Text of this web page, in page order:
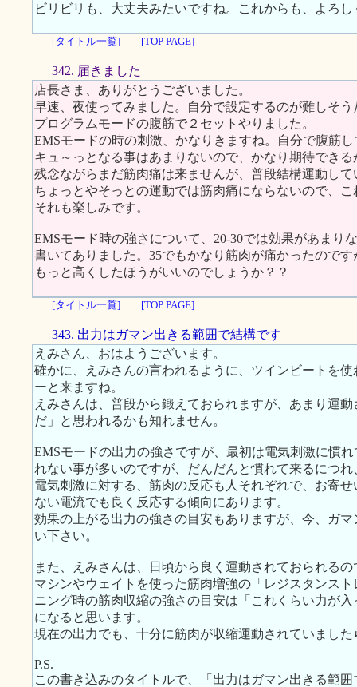
ビリビリも、大丈夫みたいですね。これからも、よろ
[タイトル一覧] [TOP PAGE]
342. 届きました
店長さま、ありがとうございました。
早速、夜使ってみました。自分で設定するのが難しそう
プログラムモードの腹筋で２セットやりました。
EMSモードの時の刺激、かなりきますね。自分で腹筋
キュ～っとなる事はあまりないので、かなり期待できる
残念ながらまだ筋肉痛は来ませんが、普段結構運動して
ちょっとやそっとの運動では筋肉痛にならないので、
それも楽しみです。
EMSモード時の強さについて、20-30では効果があまり
書いてありました。35でもかなり筋肉が痛かったので
もっと高くしたほうがいいのでしょうか？？
[タイトル一覧] [TOP PAGE]
343. 出力はガマン出きる範囲で結構です
えみさん、おはようございます。
確かに、えみさんの言われるように、ツインビートを
ーと来ますね。
えみさんは、普段から鍛えておられますが、あまり運
だ」と思われるかも知れません。
EMSモードの出力の強さですが、最初は電気刺激に慣
れない事が多いのですが、だんだんと慣れて来るにつ
電気刺激に対する、筋肉の反応も人それぞれで、お寄
ない電流でも良く反応する傾向にあります。
効果の上がる出力の強さの目安もありますが、今、ガ
い下さい。
また、えみさんは、日頃から良く運動されておられるの
マシンやウェイトを使った筋肉増強の「レジスタンス
ニング時の筋肉収縮の強さの目安は「これくらい力が
になると思います。
現在の出力でも、十分に筋肉が収縮運動されていまし
P.S.
この書き込みのタイトルで、「出力はガマン出きる範